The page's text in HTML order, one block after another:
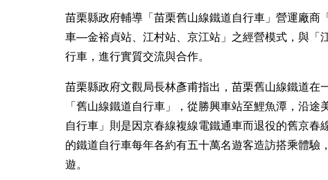
苗栗縣政府輔導「苗栗舊山線鐵道自行車」營運廠
車—金裕貞站、江村站、京江站」之經營模式，與「
行車，進行實質交流與合作。
苗栗縣政府文觀局長林彥甫指出，苗栗舊山線鐵道
「舊山線鐵道自行車」，從勝興車站至鯉魚潭，沿
自行車」則是因京春線複線電鐵通車而退役的舊京
的鐵道自行車每年各約有五十萬名遊客造訪搭乘體
遊。